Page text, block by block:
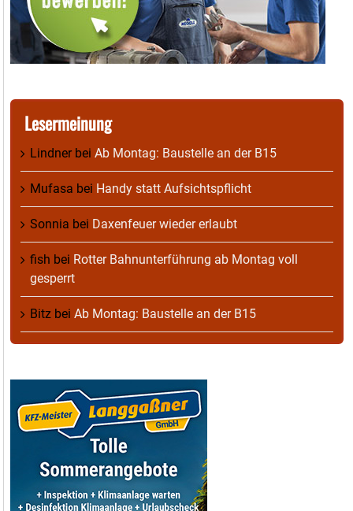
Lesermeinung
Lindnerbei Ab Montag: Baustelle an der B15
Mufasa bei Handy statt Aufsichtspflicht
Sonnia bei Daxenfeuer wieder erlaubt
fish bei Rotter Bahnunterführung ab Montag voll
gesperrt
Bitz bei Ab Montag: Baustelle an der B15